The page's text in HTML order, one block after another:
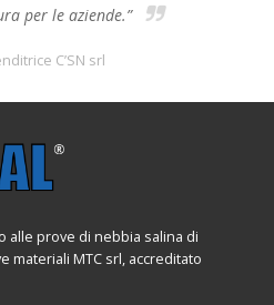
per le aziende.”
C’SN srl
alle prove di nebbia salina di
MTC srl, accreditato